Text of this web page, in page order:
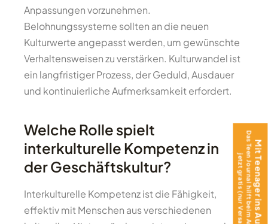
Anpassungen vorzunehmen.
Belohnungssysteme sollten an die neuen
Kulturwerte angepasst werden, um gewünschte
Verhaltensweisen zu verstärken. Kulturwandel ist
ein langfristiger Prozess, der Geduld, Ausdauer
und kontinuierliche Aufmerksamkeit erfordert.
Welche Rolle spielt
interkulturelle Kompetenz in
der Geschäftskultur?
Interkulturelle Kompetenz ist die Fähigkeit,
effektiv mit Menschen aus verschiedenen
Mit Teenager ins Ausland?
Das Teen Journal hilft beim Ankommen –
jetzt gratis (nur Versand)!